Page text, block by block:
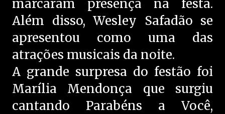
marcaram presença na festa.
Além disso, Wesley Safadão se
apresentou como uma das
atrações musicais da noite.
A grande surpresa do festão foi
Marília Mendonça que surgiu
cantando Parabéns a Você,